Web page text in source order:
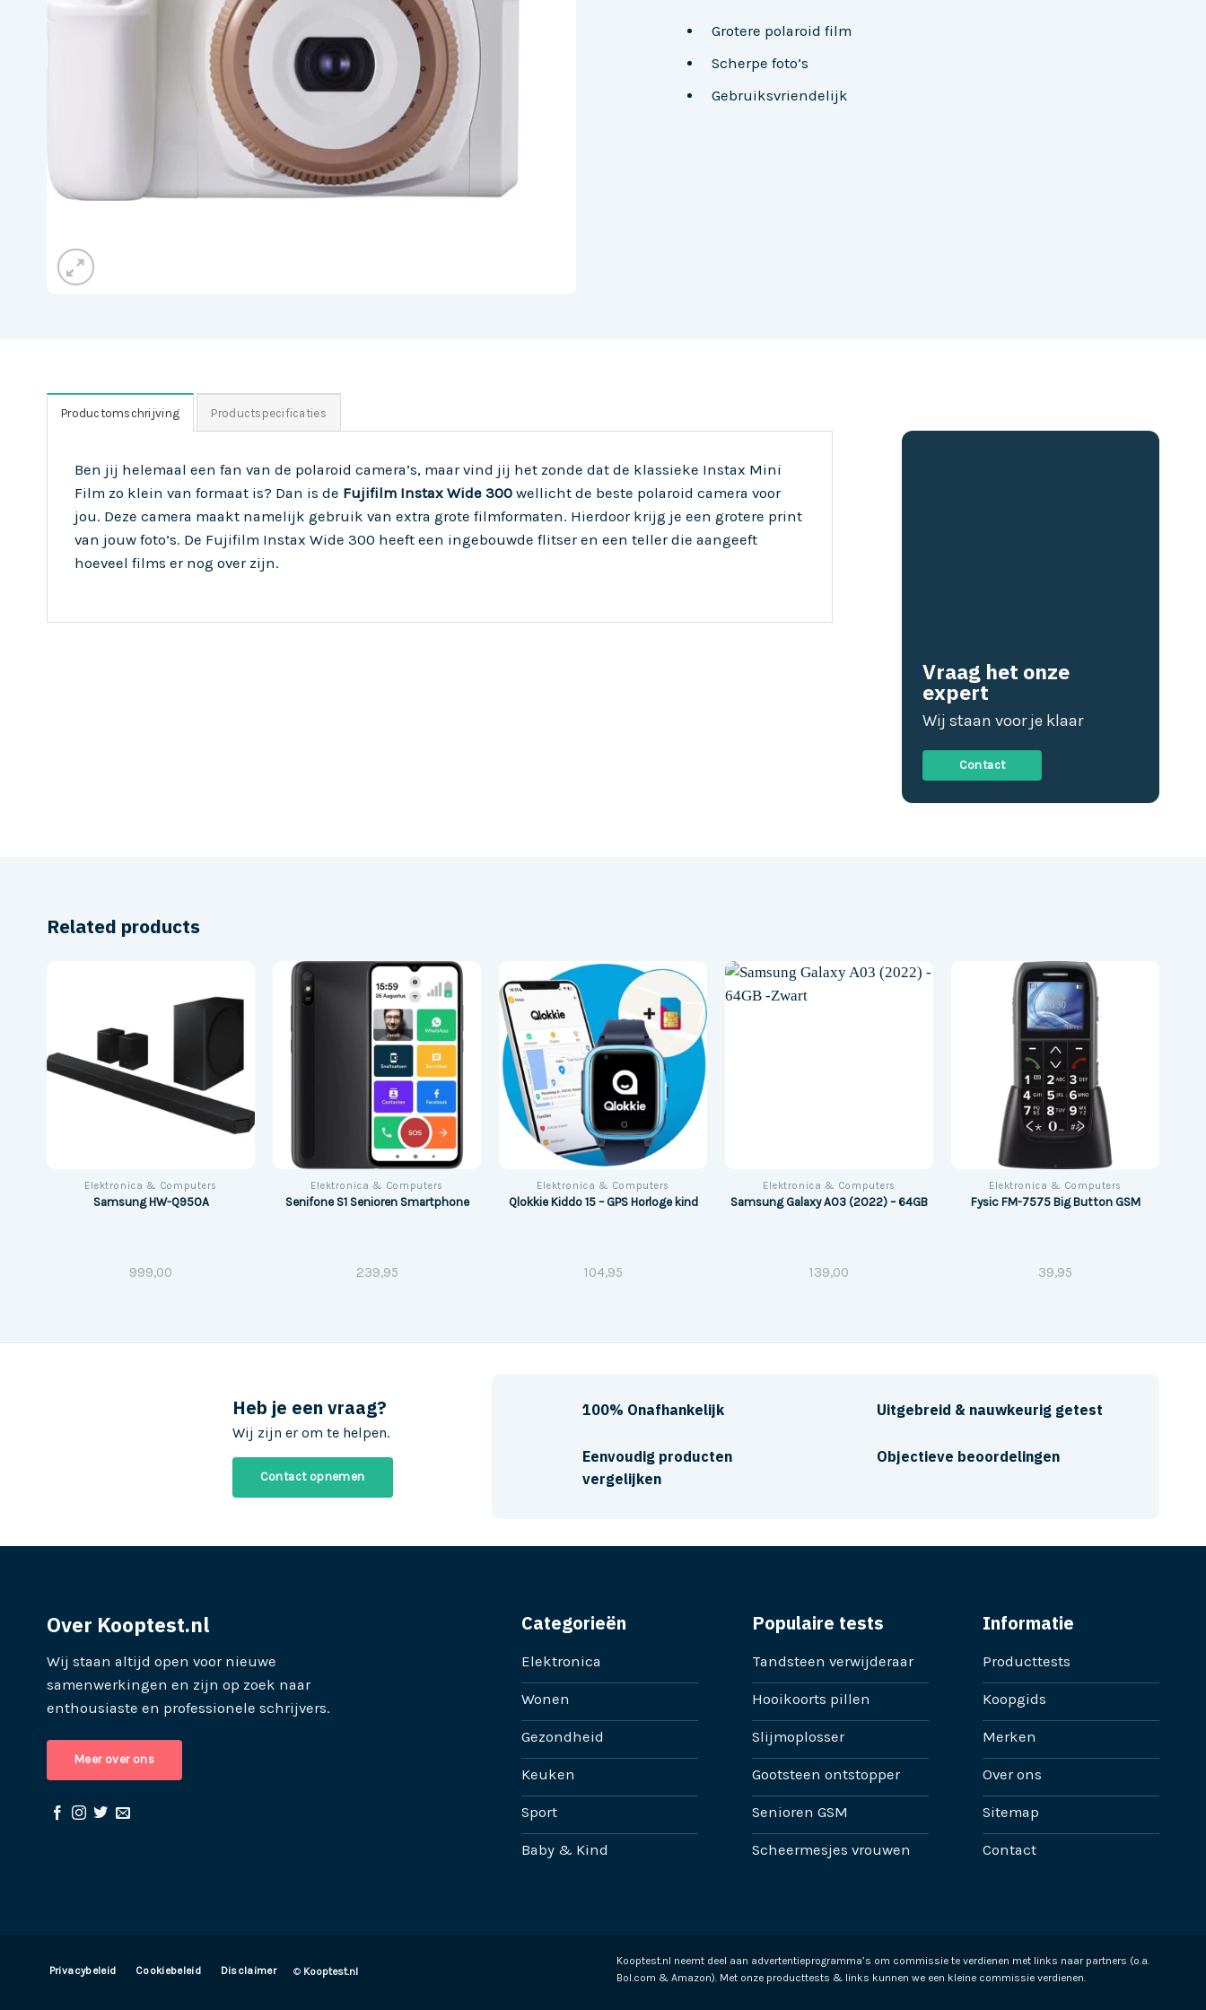
Grotere polaroid film
Scherpe foto’s
Gebruiksvriendelijk
Productomschrijving Productspecificaties
Ben jij helemaal een fan van de polaroid camera’s, maar vind jij het zonde dat de klassieke Instax Mini
Film zo klein van formaat is? Dan is de Fujifilm Instax Wide 300 wellicht de beste polaroid camera voor
jou. Deze camera maakt namelijk gebruik van extra grote filmformaten. Hierdoor krijg je een grotere print
van jouw foto’s. De Fujifilm Instax Wide 300 heeft een ingebouwde flitser en een teller die aangeeft
hoeveel films er nog over zijn.
Vraag het onze
expert
Wij staan voor je klaar
Contact
Related products
Elektronica & Computers
Samsung HW-Q950A
999,00
Elektronica & Computers
Senifone S1 Senioren Smartphone
239,95
Elektronica & Computers
Qlokkie Kiddo 15 – GPS Horloge kind
104,95
Elektronica & Computers
Samsung Galaxy A03 (2022) – 64GB
139,00
Elektronica & Computers
Fysic FM-7575 Big Button GSM
39,95
Heb je een vraag?
Wij zijn er om te helpen.
Contact opnemen
100% Onafhankelijk
Eenvoudig producten
vergelijken
Uitgebreid & nauwkeurig getest
Objectieve beoordelingen
Over Kooptest.nl
Wij staan altijd open voor nieuwe
samenwerkingen en zijn op zoek naar
enthousiaste en professionele schrijvers.
Meer over ons
Categorieën
Elektronica
Wonen
Gezondheid
Keuken
Sport
Baby & Kind
Populaire tests
Tandsteen verwijderaar
Hooikoorts pillen
Slijmoplosser
Gootsteen ontstopper
Senioren GSM
Scheermesjes vrouwen
Informatie
Producttests
Koopgids
Merken
Over ons
Sitemap
Contact
Privacybeleid Cookiebeleid Disclaimer © Kooptest.nl
Kooptest.nl neemt deel aan advertentieprogramma’s om commissie te verdienen met links naar partners (o.a.
Bol.com & Amazon). Met onze producttests & links kunnen we een kleine commissie verdienen.